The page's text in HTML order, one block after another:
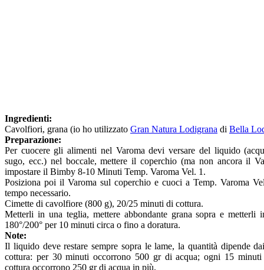
Ingredienti:
Cavolfiori, grana (io ho utilizzato Gran Natura Lodigrana di Bella
Preparazione:
Per cuocere gli alimenti nel Varoma devi versare del liquido
sugo, ecc.) nel boccale, mettere il coperchio (ma non ancora il
impostare il Bimby 8-10 Minuti Temp. Varoma Vel. 1.
Posiziona poi il Varoma sul coperchio e cuoci a Temp. Varoma
tempo necessario.
Cimette di cavolfiore (800 g), 20/25 minuti di cottura.
Metterli in una teglia, mettere abbondante grana sopra e metterli
180°/200° per 10 minuti circa o fino a doratura.
Note:
Il liquido deve restare sempre sopra le lame, la quantità dipende
cottura: per 30 minuti occorrono 500 gr di acqua; ogni 15
cottura occorrono 250 gr di acqua in più.